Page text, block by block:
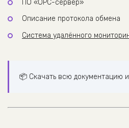
ПО «ОРС-сервер»
Описание протокола обмена
Система удалённого
📦 Скачать всю документацию